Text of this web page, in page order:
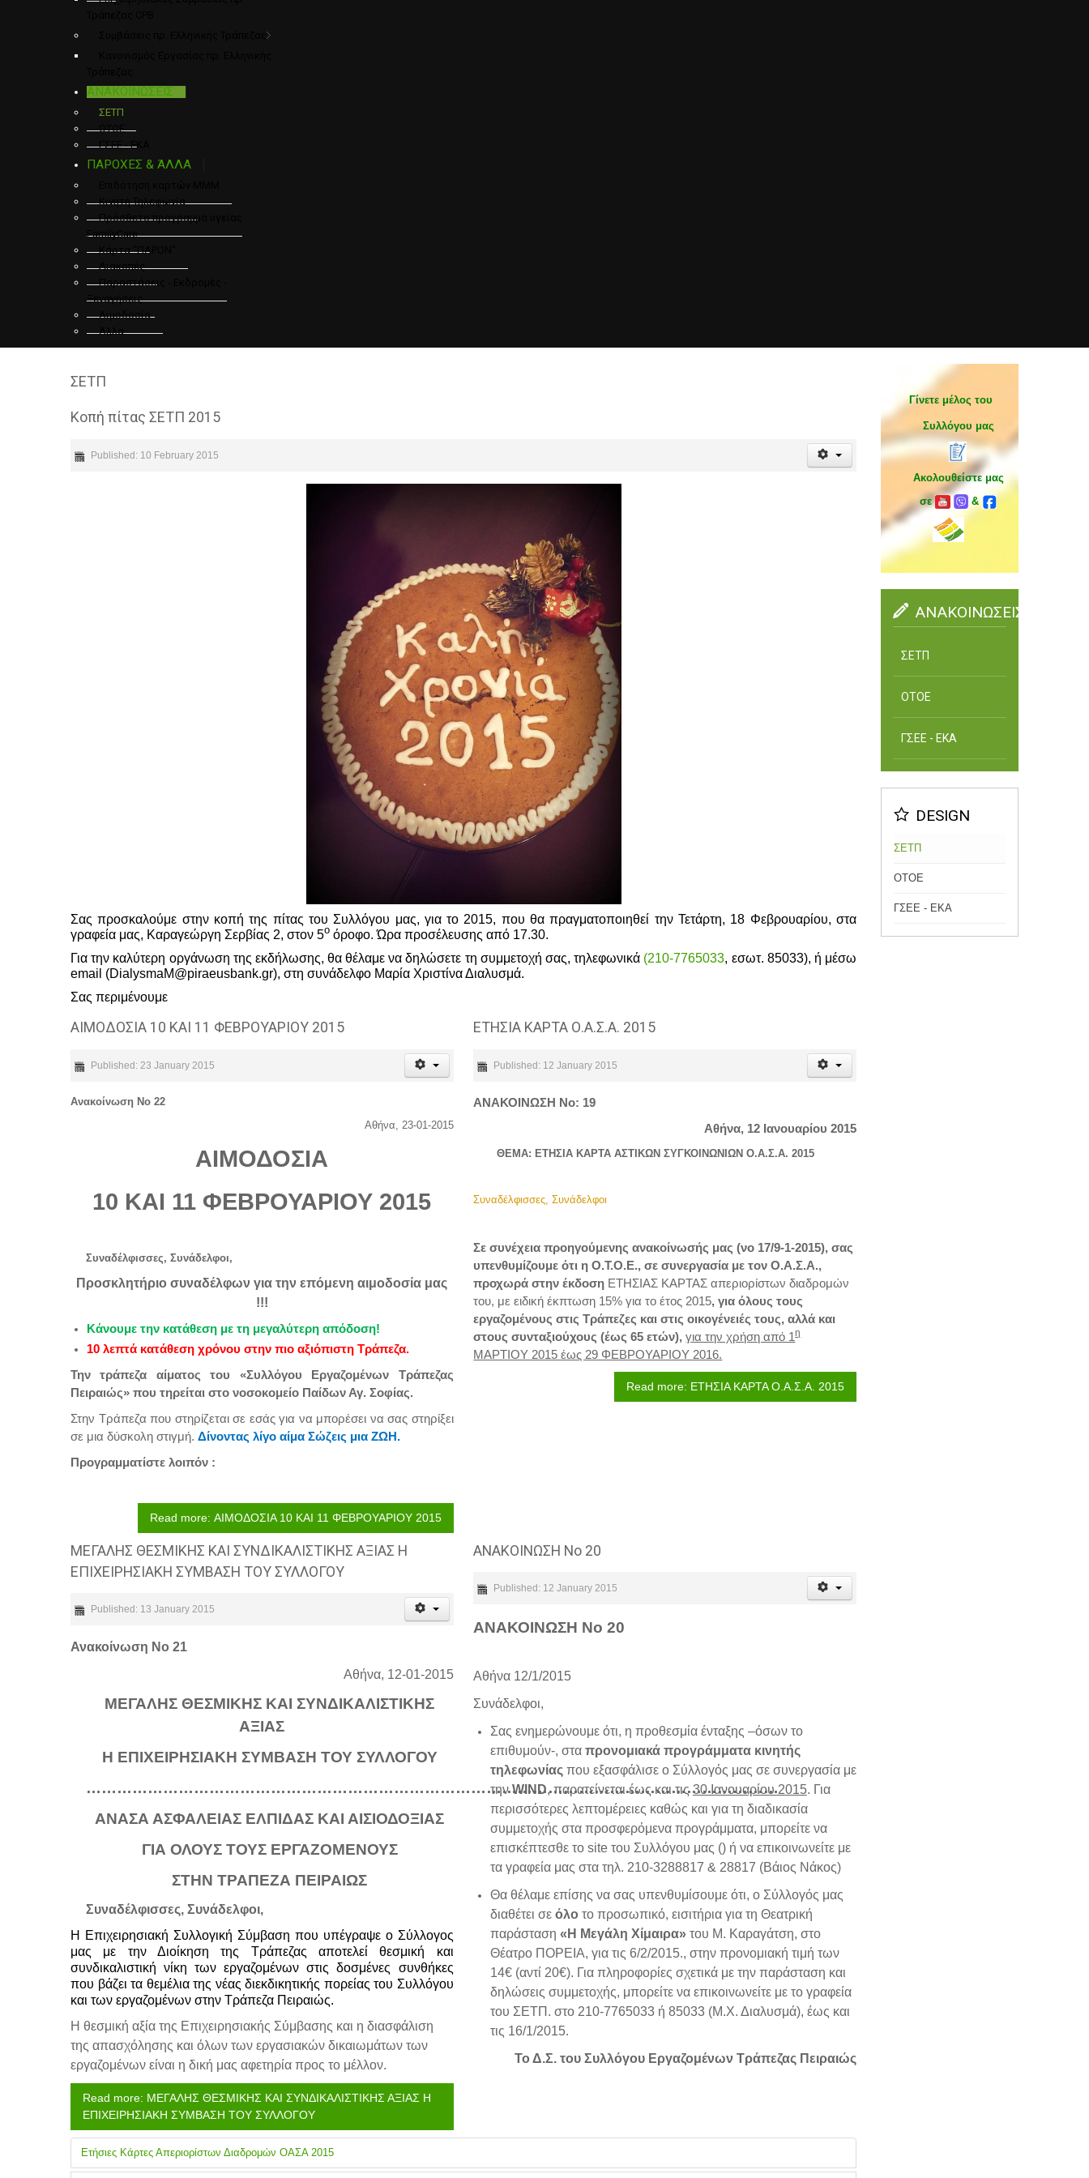
Συμβάσεις πρ. Ελληνικής Τράπεζας
ΑΝΑΚΟΙΝΩΣΕΙΣ
ΣΕΤΠ
ΟΤΟΕ
ΓΣΕΕ - ΕΚΑ
ΠΑΡΟΧΕΣ & ΆΛΛΑ
Κινητή Τηλεφωνία
Πρόσθετο πρόγραμμα υγείας
FamilyCare
Κάρτα "ΠΑΡΟΝ"
Διακοπές
Παραστάσεις - Εκδρομές -
Ξεναγήσεις
Αιμοδοσία
Άλλα
ΣΕΤΠ
Κοπή πίτας ΣΕΤΠ 2015
Published: 10 February 2015
Σας προσκαλούμε στην κοπή της πίτας του Συλλόγου μας, για το 2015, που θα πραγματοποιηθεί την Τετάρτη, 18 Φεβρουαρίου, στα
γραφεία μας, Καραγεώργη Σερβίας 2, στον 5ο όροφο. Ώρα προσέλευσης από 17.30.
Για την καλύτερη οργάνωση της εκδήλωσης, θα θέλαμε να δηλώσετε τη συμμετοχή σας, τηλεφωνικά (210-7765033, εσωτ. 85033), ή μέσω
email (DialysmaM@piraeusbank.gr), στη συνάδελφο Μαρία Χριστίνα Διαλυσμά.
Σας περιμένουμε
ΑΙΜΟΔΟΣΙΑ 10 ΚΑΙ 11 ΦΕΒΡΟΥΑΡΙΟΥ 2015
Published: 23 January 2015
Ανακοίνωση Νο 22
Αθήνα, 23-01-2015
ΑΙΜΟΔΟΣΙΑ
10 ΚΑΙ 11 ΦΕΒΡΟΥΑΡΙΟΥ 2015
Συναδέλφισσες, Συνάδελφοι,
Προσκλητήριο συναδέλφων για την επόμενη αιμοδοσία μας
!!!
Κάνουμε την κατάθεση με τη μεγαλύτερη απόδοση!
10 λεπτά κατάθεση χρόνου στην πιο αξιόπιστη Τράπεζα.
Την τράπεζα αίματος του «Συλλόγου Εργαζομένων Τράπεζας
Πειραιώς» που τηρείται στο νοσοκομείο Παίδων Αγ. Σοφίας.
Στην Τράπεζα που στηρίζεται σε εσάς για να μπορέσει να σας στηρίξει
σε μια δύσκολη στιγμή. Δίνοντας λίγο αίμα Σώζεις μια ΖΩΗ.
Προγραμματίστε λοιπόν :
Read more: ΑΙΜΟΔΟΣΙΑ 10 ΚΑΙ 11 ΦΕΒΡΟΥΑΡΙΟΥ 2015
ΕΤΗΣΙΑ ΚΑΡΤΑ Ο.Α.Σ.Α. 2015
Published: 12 January 2015
ΑΝΑΚΟΙΝΩΣΗ Νο: 19
Αθήνα, 12 Ιανουαρίου 2015
ΘΕΜΑ: ΕΤΗΣΙΑ ΚΑΡΤΑ ΑΣΤΙΚΩΝ ΣΥΓΚΟΙΝΩΝΙΩΝ Ο.Α.Σ.Α. 2015
Συναδέλφισσες, Συνάδελφοι
Σε συνέχεια προηγούμενης ανακοίνωσής μας (νο 17/9-1-2015), σας
υπενθυμίζουμε ότι η Ο.Τ.Ο.Ε., σε συνεργασία με τον Ο.Α.Σ.Α.,
προχωρά στην έκδοση ΕΤΗΣΙΑΣ ΚΑΡΤΑΣ απεριορίστων διαδρομών
του, με ειδική έκπτωση 15% για το έτος 2015, για όλους τους
εργαζομένους στις Τράπεζες και στις οικογένειές τους, αλλά και
στους συνταξιούχους (έως 65 ετών),για την χρήση από 1η
ΜΑΡΤΙΟΥ 2015 έως 29 ΦΕΒΡΟΥΑΡΙΟΥ 2016.
Read more: ΕΤΗΣΙΑ ΚΑΡΤΑ Ο.Α.Σ.Α. 2015
ΜΕΓΑΛΗΣ ΘΕΣΜΙΚΗΣ ΚΑΙ ΣΥΝΔΙΚΑΛΙΣΤΙΚΗΣ ΑΞΙΑΣ Η
ΕΠΙΧΕΙΡΗΣΙΑΚΗ ΣΥΜΒΑΣΗ ΤΟΥ ΣΥΛΛΟΓΟΥ
Published: 13 January 2015
Ανακοίνωση Νο 21
Αθήνα, 12-01-2015
ΜΕΓΑΛΗΣ ΘΕΣΜΙΚΗΣ ΚΑΙ ΣΥΝΔΙΚΑΛΙΣΤΙΚΗΣ
ΑΞΙΑΣ
Η ΕΠΙΧΕΙΡΗΣΙΑΚΗ ΣΥΜΒΑΣΗ ΤΟΥ ΣΥΛΛΟΓΟΥ
………………………………………………………………………………………………………………………
ΑΝΑΣΑ ΑΣΦΑΛΕΙΑΣ ΕΛΠΙΔΑΣ ΚΑΙ ΑΙΣΙΟΔΟΞΙΑΣ
ΓΙΑ ΟΛΟΥΣ ΤΟΥΣ ΕΡΓΑΖΟΜΕΝΟΥΣ
ΣΤΗΝ ΤΡΑΠΕΖΑ ΠΕΙΡΑΙΩΣ
Συναδέλφισσες, Συνάδελφοι,
Η Επιχειρησιακή Συλλογική Σύμβαση που υπέγραψε ο Σύλλογος
μας με την Διοίκηση της Τράπεζας αποτελεί θεσμική και
συνδικαλιστική νίκη των εργαζομένων στις δοσμένες συνθήκες
που βάζει τα θεμέλια της νέας διεκδικητικής πορείας του Συλλόγου
και των εργαζομένων στην Τράπεζα Πειραιώς.
Η θεσμική αξία της Επιχειρησιακής Σύμβασης και η διασφάλιση
της απασχόλησης και όλων των εργασιακών δικαιωμάτων των
εργαζομένων είναι η δική μας αφετηρία προς το μέλλον.
Read more: ΜΕΓΑΛΗΣ ΘΕΣΜΙΚΗΣ ΚΑΙ ΣΥΝΔΙΚΑΛΙΣΤΙΚΗΣ ΑΞΙΑΣ Η
ΕΠΙΧΕΙΡΗΣΙΑΚΗ ΣΥΜΒΑΣΗ ΤΟΥ ΣΥΛΛΟΓΟΥ
ΑΝΑΚΟΙΝΩΣΗ Νο 20
Published: 12 January 2015
ΑΝΑΚΟΙΝΩΣΗ Νο20
Αθήνα 12/1/2015
Συνάδελφοι,
Σας ενημερώνουμε ότι, η προθεσμία ένταξης –όσων το
επιθυμούν-, στα προνομιακά προγράμματα κινητής
τηλεφωνίαςπου εξασφάλισε ο Σύλλογός μας σε συνεργασία με
τηνWIND, παρατείνεται έως και τις30 Ιανουαρίου 2015. Για
περισσότερες λεπτομέρειες καθώς και για τη διαδικασία
συμμετοχής στα προσφερόμενα προγράμματα, μπορείτε να
επισκέπτεσθε το siteτου Συλλόγου μας () ή να επικοινωνείτε με
τα γραφεία μας στα τηλ. 210-3288817 & 28817 (Βάιος Νάκος)
Θα θέλαμε επίσης να σας υπενθυμίσουμε ότι, ο Σύλλογός μας
διαθέτει σε όλο το προσωπικό, εισιτήρια για τη Θεατρική
παράσταση «Η Μεγάλη Χίμαιρα»του Μ. Καραγάτση, στο
Θέατρο ΠΟΡΕΙΑ, για τις 6/2/2015., στην προνομιακή τιμή των
14€ (αντί 20€). Για πληροφορίες σχετικά με την παράσταση και
δηλώσεις συμμετοχής, μπορείτε να επικοινωνείτε με το γραφεία
του ΣΕΤΠ. στο 210-7765033 ή 85033 (Μ.Χ. Διαλυσμά), έως και
τις 16/1/2015.
Το Δ.Σ. του Συλλόγου Εργαζομένων Τράπεζας Πειραιώς
Ετήσιες Κάρτες Απεριορίστων Διαδρομών ΟΑΣΑ 2015
Γίνετε μέλος του
Συλλόγου μας
Ακολουθείστε μας
σε
&
ΑΝΑΚΟΙΝΩΣΕΙΣ
ΣΕΤΠ
ΟΤΟΕ
ΓΣΕΕ - ΕΚΑ
DESIGN
ΣΕΤΠ
ΟΤΟΕ
ΓΣΕΕ - ΕΚΑ